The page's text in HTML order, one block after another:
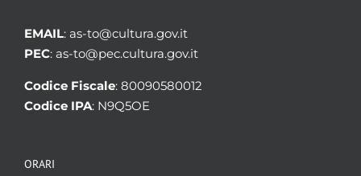
EMAIL: as-to@cultura.gov.it
PEC: as-to@pec.cultura.gov.it
Codice Fiscale: 80090580012
Codice IPA: N9Q5OE
ORARI